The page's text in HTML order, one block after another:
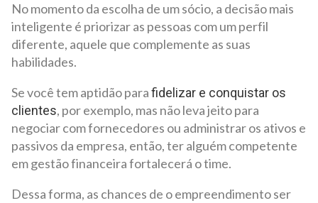
No momento da escolha de um sócio, a decisão mais
inteligente é priorizar as pessoas com um perfil
diferente, aquele que complemente as suas
habilidades.
Se você tem aptidão parafidelizar e conquistar os
clientes, por exemplo, mas não leva jeito para
negociar com fornecedores ou administrar os ativos e
passivos da empresa, então, ter alguém competente
em gestão financeira fortalecerá o time.
Dessa forma, as chances de o empreendimento ser